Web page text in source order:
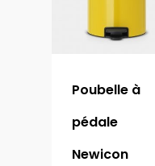
Poubelle à
pédale
Newicon